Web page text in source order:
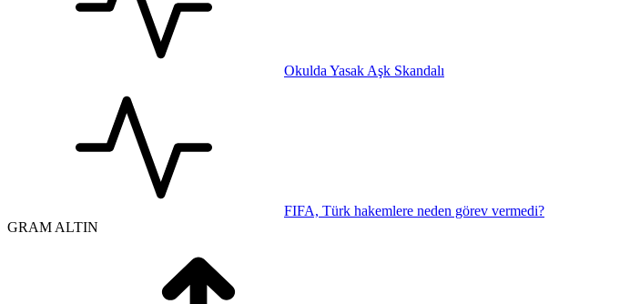
Okulda Yasak Aşk Skandalı
FIFA, Türk hakemlere neden görev vermedi?
GRAM ALTIN